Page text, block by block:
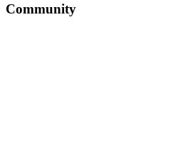
Community